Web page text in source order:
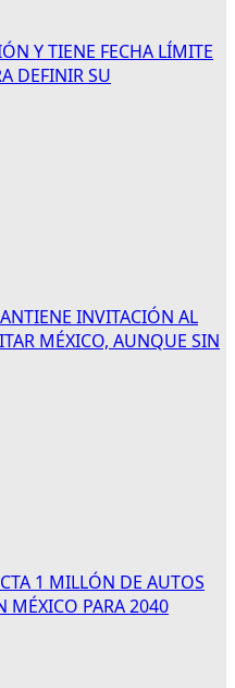
Y TIENE FECHA LÍMITE
DEFINIR SU
INVITACIÓN AL
MÉXICO, AUNQUE SIN
1 MILLÓN DE AUTOS
MÉXICO PARA 2040